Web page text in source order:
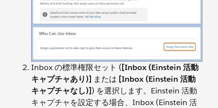
Inbox の標準権限セット ([Inbox (Einstein 活動
キャプチャあり)] または [Inbox (Einstein 活動
キャプチャなし)]) を選択します。Einstein 活動
キャプチャを設定する場合、Inbox (Einstein 活